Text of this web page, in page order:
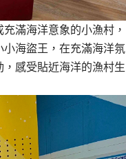
滿海洋意象的小漁村，
海盜王，在充滿海洋氛
感受貼近海洋的漁村生